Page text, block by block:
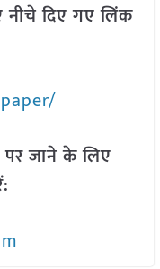
दिए गए लिंक
जाने के लिए